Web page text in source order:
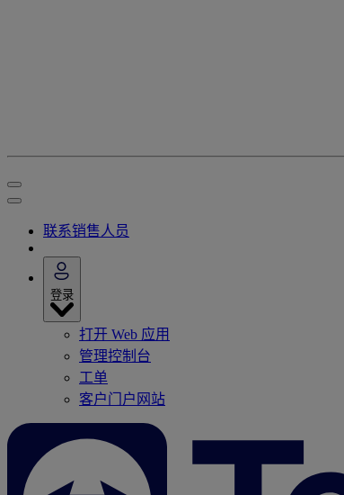
联系销售人员
登录
打开 Web 应用
管理控制台
工单
客户门户网站